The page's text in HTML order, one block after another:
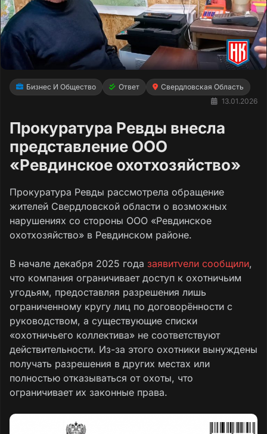
Бизнес И Общество Ответ
Свердловская Область
13.01.2026
Прокуратура Ревды внесла
представление ООО
«Ревдинское охотхозяйство»
Прокуратура Ревды рассмотрела обращение
жителей Свердловской области о возможных
нарушениях со стороны ООО «Ревдинское
охотхозяйство» в Ревдинском районе.
В начале декабря 2025 года заявитvели сообщили,
что компания ограничивает доступ к охотничьим
угодьям, предоставляя разрешения лишь
ограниченному кругу лиц по договорённости с
руководством, а существующие списки
«охотничьего коллектива» не соответствуют
действительности. Из-за этого охотники вынуждены
получать разрешения в других местах или
полностью отказываться от охоты, что
ограничивает их законные права.